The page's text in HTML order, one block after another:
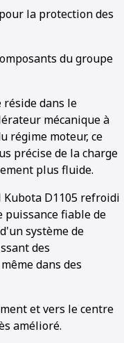
la protection des
du groupe
dans le
mécanique à
régime moteur, ce
précise de la charge
plus fluide.
D1105 refroidi
puissance fiable de
système de
des
dans des
et vers le centre
amélioré.